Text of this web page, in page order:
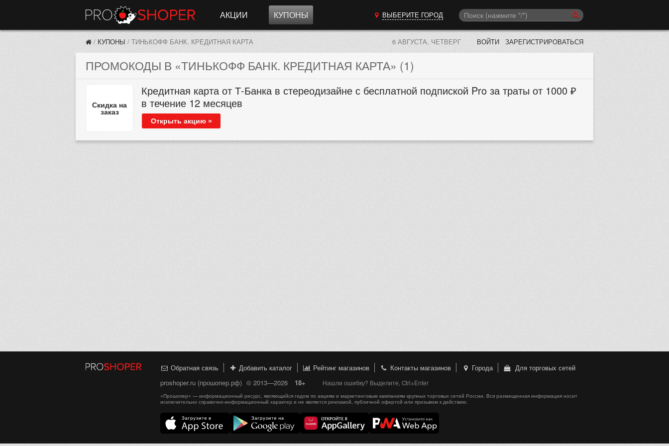
АКЦИИ КУПОНЫ ВЫБЕРИТЕ ГОРОД
/ КУПОНЫ / ТИНЬКОФФ БАНК. КРЕДИТНАЯ КАРТА 6 АВГУСТА, ЧЕТВЕРГ ВОЙТИ ЗАРЕГИСТРИРОВАТЬСЯ
ПРОМОКОДЫ В «ТИНЬКОФФ БАНК. КРЕДИТНАЯ КАРТА» (1)
Скидка на
заказ
Кредитная карта от Т-Банка в стереодизайне с бесплатной подпиской Pro за траты от 1000 ₽
в течение 12 месяцев
Открыть акцию »
Обратная связь Добавить каталог Рейтинг магазинов Контакты магазинов Города
Для торговых сетей
proshoper.ru (прошопер.рф) © 2013—2026 18+ Нашли ошибку? Выделите, Ctrl+Enter
«Прошопер» — информационный ресурс, являющийся гидом по акциям и маркетинговым кампаниям крупных торговых сетей России. Вся размещенная информация носит
исключительно справочно-информационный характер и не является рекламой, публичной офертой или призывом к действию.